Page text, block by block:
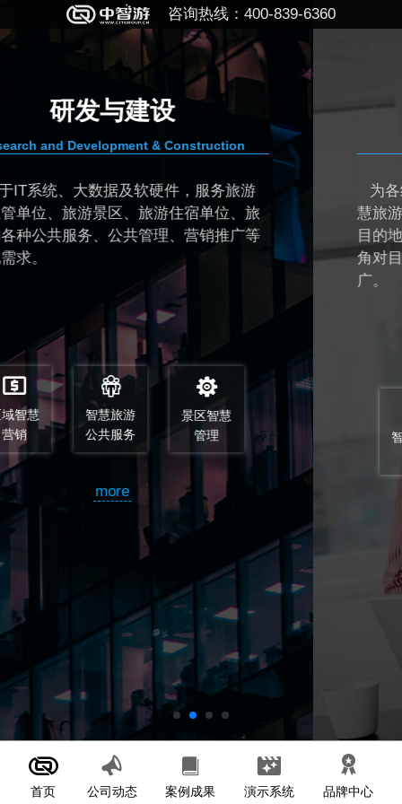
咨询热线：400-839-6360
首页 公司动态 案例成果 演示系统 品牌中心
游
旅
等
规划与顾问
PLANNING & CONSULTING
为各级旅游主管单位和目的地管理者提
慧旅游的规划、设计、顾问和监理服务，
目的地经营管理者从大数据视角和“互联
角对目的地进行智慧化管理和运营、营销
智慧旅游
规划
智慧旅游
顾问和监